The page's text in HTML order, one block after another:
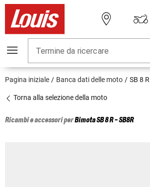
Termine da ricercare
Pagina iniziale Banca dati delle moto SB 8 R
Torna alla selezione della moto
Ricambi e accessori perBimotaSB 8 R - SB8R